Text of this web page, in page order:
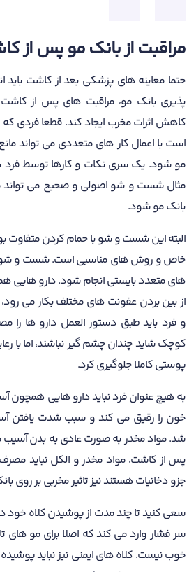
مراقبت از بانک مو پس از
حتما معاینه های پزشکی بعد از کاشت
پذیری بانک مو، مراقبت های پس از کاشت
کاهش اثرات مخرب ایجاد کند. قطعا فردی
است با اعمال کار های متعددی می تواند
مو شود. یک سری نکات و کارها توسط فرد
مثال شست و شو اصولی و صحیح می تواند
بانک مو شود.
البته این شست و شو با حمام کردن متفاوت
خاص و روش های مناسبی است. شست و شو
های متعدد بایستی انجام شود. دارو هایی
از بین بردن عفونت های مختلف بکار می
و فرد باید طبق دستور العمل دارو ها را
کوچک شاید چندان چشم گیر نباشند، اما با
پوستی کاملا جلوگیری کرد.
به هیچ عنوان فرد نباید دارو هایی همچون
خون را رقیق می کند و سبب شدت یافتن
شد. مواد مخدر به صورت عادی به بدن آسیب
پس از کاشت، مواد مخدر و الکل نباید
جزو دخانیات هستند نیز تاثیر مخربی بر روی
سعی کنید تا چند مدت از پوشیدن کلاه خود
سر فشار وارد می کند که اصلا برای مو های
خوب نیست. کلاه های ایمنی نیز نباید